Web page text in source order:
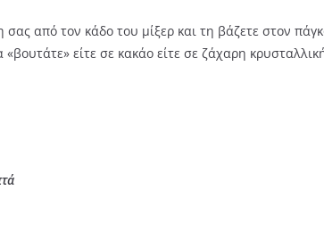
σας από τον κάδο του μίξερ και τη βάζετε στον
«βουτάτε» είτε σε κακάο είτε σε ζάχαρη